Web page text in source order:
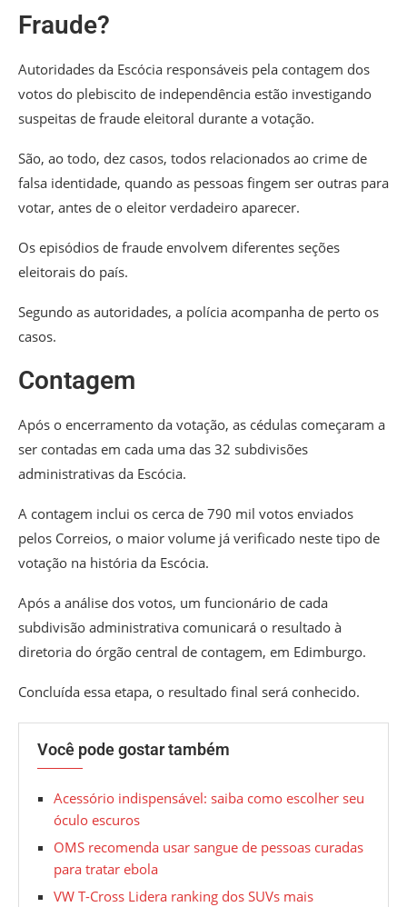
Fraude?
Autoridades da Escócia responsáveis pela contagem dos
votos do plebiscito de independência estão investigando
suspeitas de fraude eleitoral durante a votação.
São, ao todo, dez casos, todos relacionados ao crime de
falsa identidade, quando as pessoas fingem ser outras para
votar, antes de o eleitor verdadeiro aparecer.
Os episódios de fraude envolvem diferentes seções
eleitorais do país.
Segundo as autoridades, a polícia acompanha de perto os
casos.
Contagem
Após o encerramento da votação, as cédulas começaram a
ser contadas em cada uma das 32 subdivisões
administrativas da Escócia.
A contagem inclui os cerca de 790 mil votos enviados
pelos Correios, o maior volume já verificado neste tipo de
votação na história da Escócia.
Após a análise dos votos, um funcionário de cada
subdivisão administrativa comunicará o resultado à
diretoria do órgão central de contagem, em Edimburgo.
Concluída essa etapa, o resultado final será conhecido.
Você pode gostar também
Acessório indispensável: saiba como escolher seu
óculo escuros
OMS recomenda usar sangue de pessoas curadas
para tratar ebola
VW T-Cross Lidera ranking dos SUVs mais